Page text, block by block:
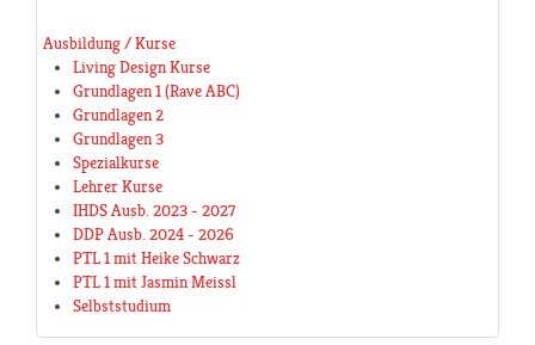
Ausbildung / Kurse
Living Design Kurse
Grundlagen 1 (Rave ABC)
Grundlagen 2
Grundlagen 3
Spezialkurse
Lehrer Kurse
IHDS Ausb. 2023 - 2027
DDP Ausb. 2024 - 2026
PTL 1 mit Heike Schwarz
PTL 1 mit Jasmin Meissl
Selbststudium